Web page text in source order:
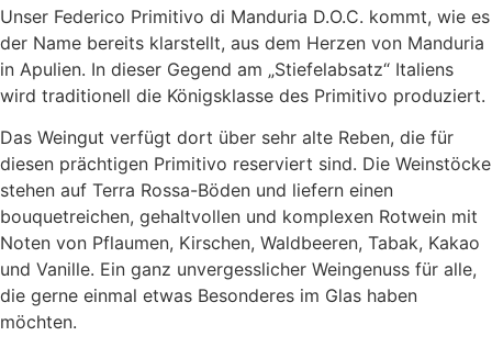
Unser Federico Primitivo di Manduria D.O.C. kommt, wie es
der Name bereits klarstellt, aus dem Herzen von Manduria
in Apulien. In dieser Gegend am „Stiefelabsatz“ Italiens
wird traditionell die Königsklasse des Primitivo produziert.
Das Weingut verfügt dort über sehr alte Reben, die für
diesen prächtigen Primitivo reserviert sind. Die Weinstöcke
stehen auf Terra Rossa-Böden und liefern einen
bouquetreichen, gehaltvollen und komplexen Rotwein mit
Noten von Pflaumen, Kirschen, Waldbeeren, Tabak, Kakao
und Vanille. Ein ganz unvergesslicher Weingenuss für alle,
die gerne einmal etwas Besonderes im Glas haben
möchten.